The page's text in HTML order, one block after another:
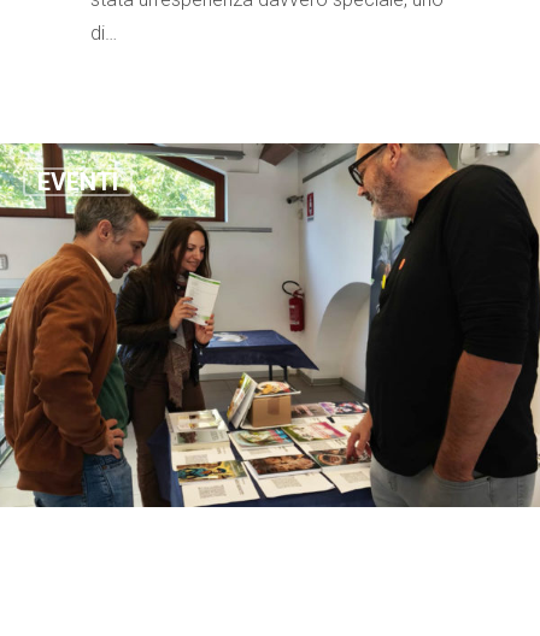
di…
EVENTI